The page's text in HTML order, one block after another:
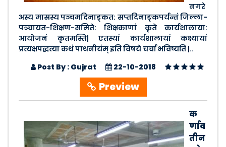
नगरे
अस्य मासस्य पञ्चमदिनाङ्कत: सप्तदिनाङ्कपर्यन्तं जिल्ला-
पञ्चायत-शिक्षण-समिते: शिक्षकाणां कृते कार्यशालाया:
आयोजनं कृतमस्ति| एतस्यां कार्यशालायां कक्ष्यायां
प्रत्यक्षपद्धत्या कथं पाथनीयंम् इति विषये चर्चा भविष्यति |..
Post By : Gujrat
22-10-2018
Preview
क
र्णाव
तीन